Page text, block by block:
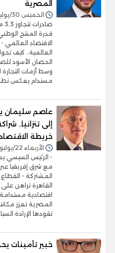
المصرية
الخميس 30/يوليو/2026 - 06:19 م
قدرة المنتج
الاقتصاد
العالمية.. كيف
الحصان الأسود
وسط أزمات
مستدام يعكس
عاصم سليمان
إلى تنزانيا..
خريطة
الأربعاء 22/يوليو/2026 - 05:49 م
- الرئيس السيسي
مع شرق إفريقيا عبر
المشتركة -
القاهرة تراهن على
اقتصادية مستدامة
المصرية تعزز
تقودها الإرادة
خبير تأمينات